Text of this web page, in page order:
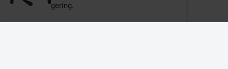
gering.